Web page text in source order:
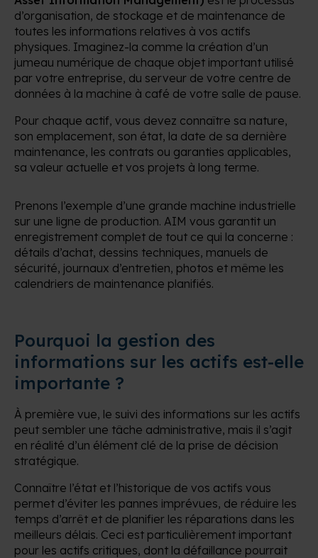
d’organisation, de stockage et de maintenance de
toutes les informations relatives à vos actifs
physiques. Imaginez-la comme la création d’un
jumeau numérique de chaque objet important utilisé
par votre entreprise, du serveur de votre centre de
données à la machine à café de votre salle de pause.
Pour chaque actif, vous devez connaître sa nature,
son emplacement, son état, la date de sa dernière
maintenance, les contrats ou garanties applicables,
sa valeur actuelle et vos projets à long terme.
Prenons l’exemple d’une grande machine industrielle
sur une ligne de production. AIM vous garantit un
enregistrement complet de tout ce qui la concerne :
détails d’achat, dessins techniques, manuels de
sécurité, journaux d’entretien, photos et même les
calendriers de maintenance planifiés.
Pourquoi la gestion des
informations sur les actifs est-elle
importante ?
À première vue, le suivi des informations sur les actifs
peut sembler une tâche administrative, mais il s’agit
en réalité d’un élément clé de la prise de décision
stratégique.
Connaître l’état et l’historique de vos actifs vous
permet d’éviter les pannes imprévues, de réduire les
temps d’arrêt et de planifier les réparations dans les
meilleurs délais. Ceci est particulièrement important
pour les actifs critiques, dont la défaillance pourrait